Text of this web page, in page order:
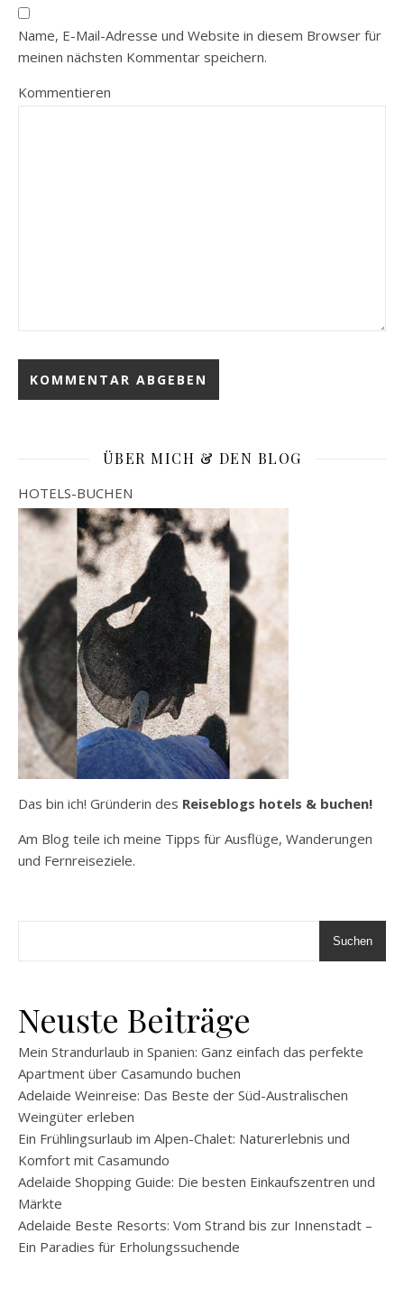
Name, E-Mail-Adresse und Website in diesem Browser für
meinen nächsten Kommentar speichern.
Kommentieren
ÜBER MICH & DEN BLOG
HOTELS-BUCHEN
Das bin ich! Gründerin des Reiseblogs hotels & buchen!
Am Blog teile ich meine Tipps für Ausflüge, Wanderungen
und Fernreiseziele.
Suchen
Neuste Beiträge
Mein Strandurlaub in Spanien: Ganz einfach das perfekte
Apartment über Casamundo buchen
Adelaide Weinreise: Das Beste der Süd-Australischen
Weingüter erleben
Ein Frühlingsurlaub im Alpen-Chalet: Naturerlebnis und
Komfort mit Casamundo
Adelaide Shopping Guide: Die besten Einkaufszentren und
Märkte
Adelaide Beste Resorts: Vom Strand bis zur Innenstadt –
Ein Paradies für Erholungssuchende